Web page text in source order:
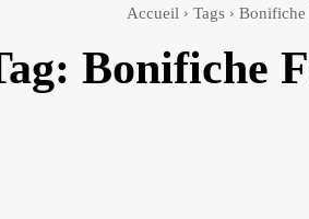
Accueil Tags Bonifiche
Bonifiche